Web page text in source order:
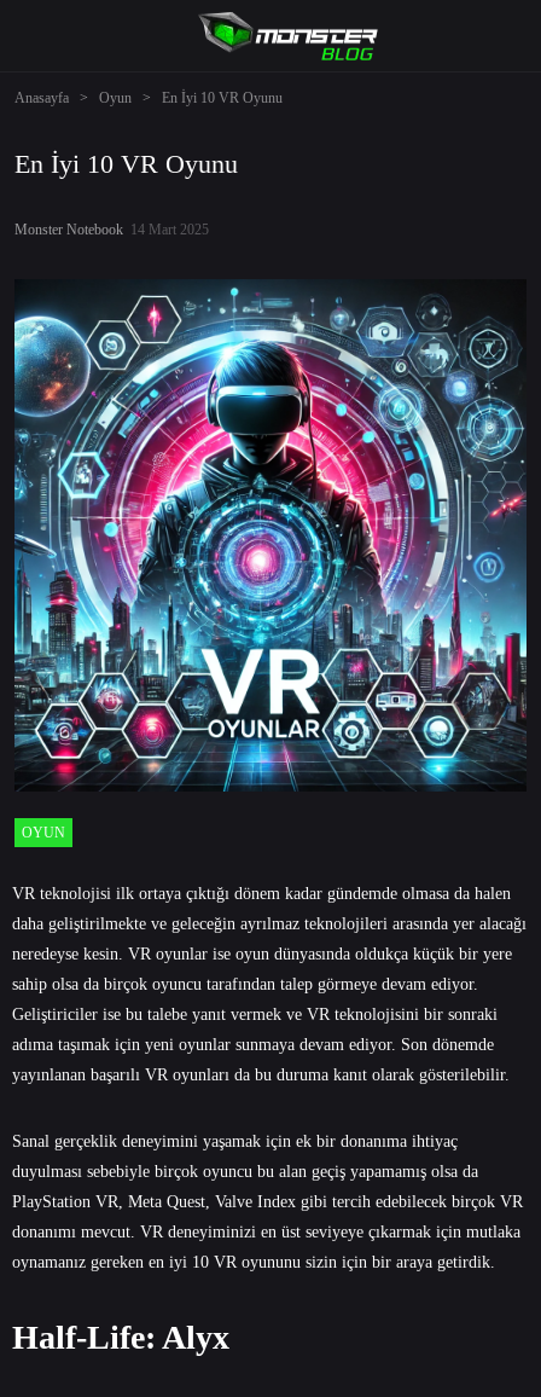
Anasayfa > Oyun > En İyi 10 VR Oyunu
En İyi 10 VR Oyunu
Monster Notebook 14 Mart 2025
OYUN
VR teknolojisi ilk ortaya çıktığı dönem kadar gündemde olmasa da halen
daha geliştirilmekte ve geleceğin ayrılmaz teknolojileri arasında yer alacağı
neredeyse kesin. VR oyunlar ise oyun dünyasında oldukça küçük bir yere
sahip olsa da birçok oyuncu tarafından talep görmeye devam ediyor.
Geliştiriciler ise bu talebe yanıt vermek ve VR teknolojisini bir sonraki
adıma taşımak için yeni oyunlar sunmaya devam ediyor. Son dönemde
yayınlanan başarılı VR oyunları da bu duruma kanıt olarak gösterilebilir.
Sanal gerçeklik deneyimini yaşamak için ek bir donanıma ihtiyaç
duyulması sebebiyle birçok oyuncu bu alan geçiş yapamamış olsa da
PlayStation VR, Meta Quest, Valve Index gibi tercih edebilecek birçok VR
donanımı mevcut. VR deneyiminizi en üst seviyeye çıkarmak için mutlaka
oynamanız gereken en iyi 10 VR oyununu sizin için bir araya getirdik.
Half-Life: Alyx